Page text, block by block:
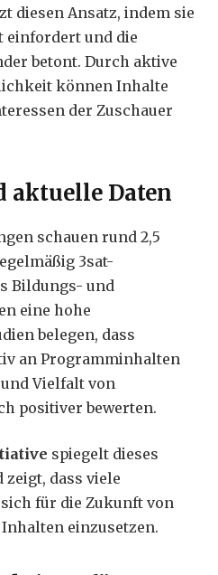
diesen Ansatz, indem sie
einfordert und die
betont. Durch aktive
können Inhalte
der Zuschauer
aktuelle Daten
schauen rund 2,5
3sat-
Bildungs- und
eine hohe
belegen, dass
an Programminhalten
Vielfalt von
positiver bewerten.
spiegelt dieses
zeigt, dass viele
für die Zukunft von
einzusetzen.